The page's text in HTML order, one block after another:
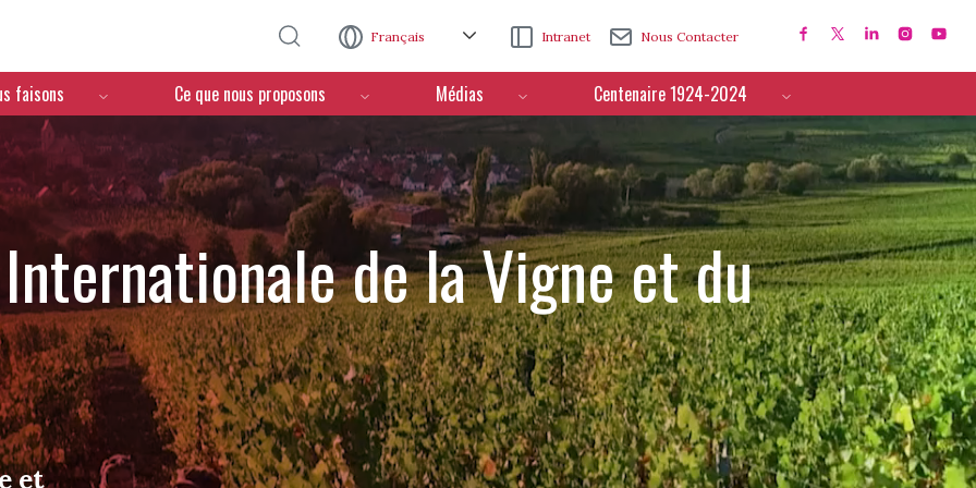
Français Intranet Nous Contacter
faisons Ce que nous proposons Médias Centenaire 1924-2024
de la Vigne et du
et